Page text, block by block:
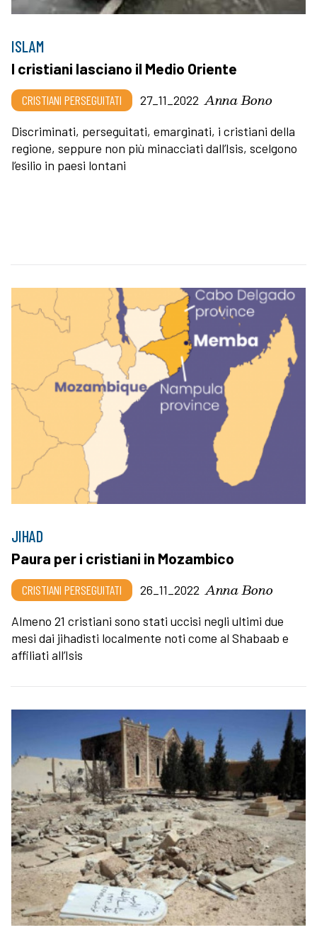
ISLAM
I cristiani lasciano il Medio Oriente
CRISTIANI PERSEGUITATI 27_11_2022 Anna Bono
Discriminati, perseguitati, emarginati, i cristiani della
regione, seppure non più minacciati dall’Isis, scelgono
l’esilio in paesi lontani
JIHAD
Paura per i cristiani in Mozambico
CRISTIANI PERSEGUITATI 26_11_2022 Anna Bono
Almeno 21 cristiani sono stati uccisi negli ultimi due
mesi dai jihadisti localmente noti come al Shabaab e
affiliati all’Isis